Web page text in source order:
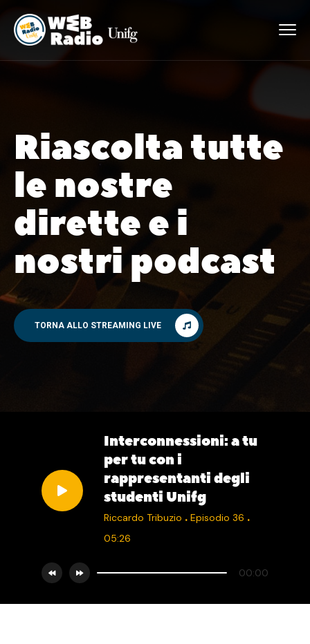
Riascolta tutte
le nostre
dirette e i
nostri podcast
TORNA ALLO STREAMING LIVE
Interconnessioni: a tu
per tu con i
rappresentanti degli
studenti Unifg
Riccardo Tribuzio . Episodio 36 .
05:26
00:00